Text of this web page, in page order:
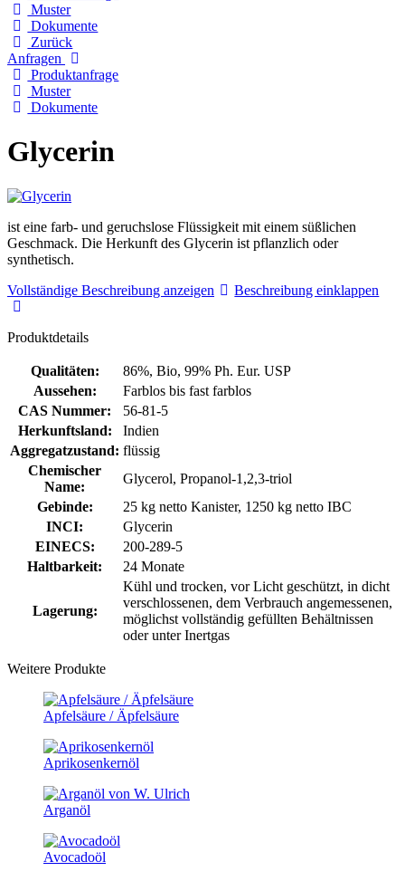
Muster
Dokumente
Zurück
Anfragen
Produktanfrage
Muster
Dokumente
Glycerin
ist eine farb- und geruchslose Flüssigkeit mit einem süßlichen
Geschmack. Die Herkunft des Glycerin ist pflanzlich oder
synthetisch.
Vollständige Beschreibung anzeigen
Beschreibung einklappen
Produktdetails
Qualitäten:
86%, Bio, 99% Ph. Eur. USP
Aussehen:
Farblos bis fast farblos
CAS Nummer:
56-81-5
Herkunftsland:
Indien
Aggregatzustand: flüssig
Chemischer
Name:
Glycerol, Propanol-1,2,3-triol
Gebinde:
25 kg netto Kanister, 1250 kg netto IBC
INCI:
Glycerin
EINECS:
200-289-5
Haltbarkeit:
24 Monate
Lagerung:
Kühl und trocken, vor Licht geschützt, in dicht
verschlossenen, dem Verbrauch angemessenen,
möglichst vollständig gefüllten Behältnissen
oder unter Inertgas
Weitere Produkte
Apfelsäure / Äpfelsäure
Aprikosenkernöl
Arganöl
Avocadoöl